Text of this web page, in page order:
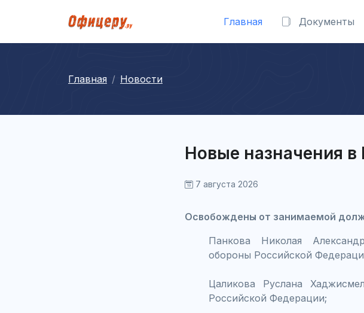
Главная Документы
Главная Новости
Новые назначения
7 августа 2026
Освобождены от занимаемой
Панкова Николая
обороны Российской
Цаликова Руслана
Российской Федерации;